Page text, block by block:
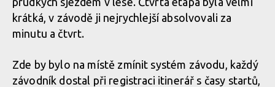
krátká, v závodě ji nejrychlejší absolvovali za
minutu a čtvrt.
Zde by bylo na místě zmínit systém závodu, každý
závodník dostal při registraci itinerář s časy startů,